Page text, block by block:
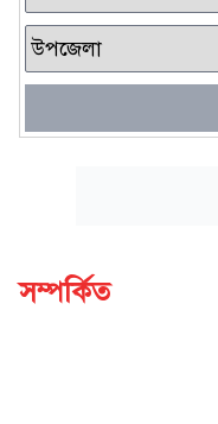
সম্পর্কিত